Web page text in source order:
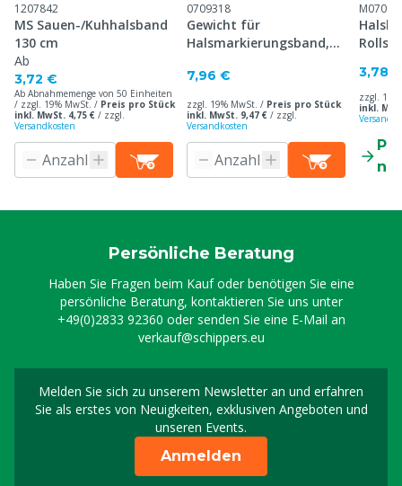
1207842
MS Sauen-/Kuhhalsband
130 cm
Ab
3,72 €
Ab Abnahmemenge von 50 Einheiten
/ zzgl. 19% MwSt. / Preis pro Stück
inkl. MwSt. 4,75 € / zzgl.
Versandkosten
0709318
Gewicht für
Halsmarkierungsband,
7,96 €
zzgl. 19% MwSt. / Preis pro Stück
inkl. MwSt. 9,47 € / zzgl.
Versandkosten
3,78 €
zzgl.
inkl.
Persönliche Beratung
Haben Sie Fragen beim Kauf oder benötigen Sie eine
persönliche Beratung, kontaktieren Sie uns unter
+49(0)2833 92360 oder senden Sie eine E-Mail an
verkauf@schippers.eu
Melden Sie sich zu unserem Newsletter an und erfahren
Sie als erstes von Neuigkeiten, exklusiven Angeboten und
unseren Events.
Melden Sie sich für
Anmelden